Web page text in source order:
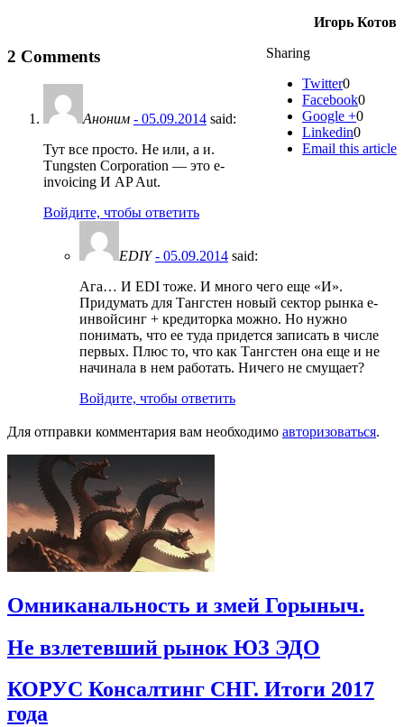
Игорь Котов
Sharing
Twitter0
Facebook0
Google +0
Linkedin0
Email this article
2 Comments
Аноним - 05.09.2014 said:
Тут все просто. Не или, а и.
Тungsten Corporation — это e-
invoicing И AP Aut.
Войдите, чтобы ответить
EDIY- 05.09.2014 said:
Ага… И EDI тоже. И много чего еще «И».
Придумать для Тангстен новый сектор рынка е-
инвойсинг + кредиторка можно. Но нужно
понимать, что ее туда придется записать в числе
первых. Плюс то, что как Тангстен она еще и не
начинала в нем работать. Ничего не смущает?
Войдите, чтобы ответить
Для отправки комментария вам необходимо авторизоваться.
Омниканальность и змей Горыныч.
Не взлетевший рынок ЮЗ ЭДО
КОРУС Консалтинг СНГ. Итоги 2017
года